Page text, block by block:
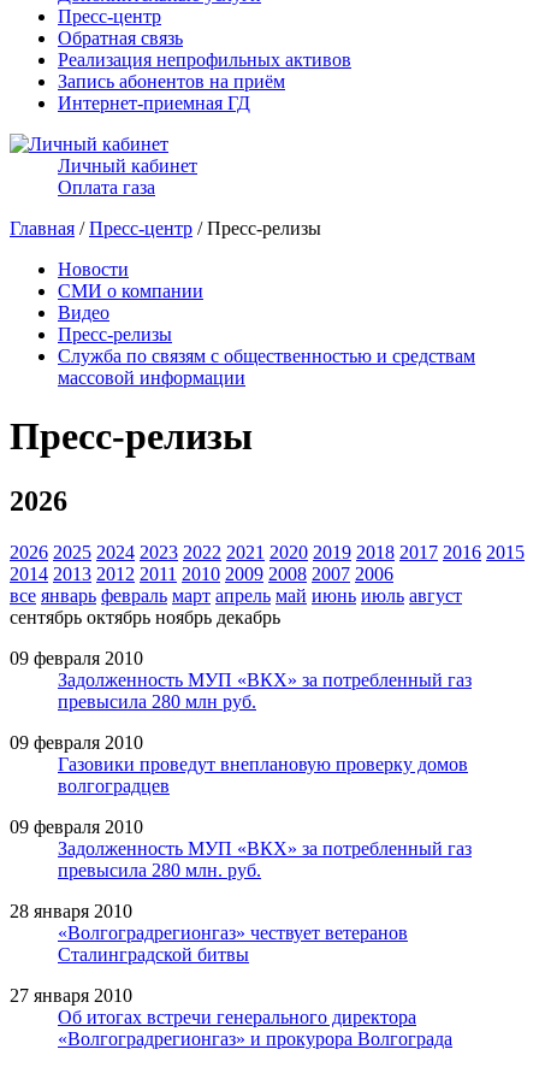
Пресс-центр
Обратная связь
Реализация непрофильных активов
Запись абонентов на приём
Интернет-приемная ГД
Личный кабинет
Оплата газа
Главная /Пресс-центр / Пресс-релизы
Новости
СМИ о компании
Видео
Пресс-релизы
Служба по связям с общественностью и средствам
массовой информации
Пресс-релизы
2026
2026 2025 2024 2023 2022 2021 2020 2019 2018 2017 2016 2015
2014 2013 2012 2011 2010 2009 2008 2007 2006
все январь февраль март апрель май июнь июль август
сентябрь октябрь ноябрь декабрь
09 февраля 2010
Задолженность МУП «ВКХ» за потребленный газ
превысила 280 млн руб.
09 февраля 2010
Газовики проведут внеплановую проверку домов
волгоградцев
09 февраля 2010
Задолженность МУП «ВКХ» за потребленный газ
превысила 280 млн. руб.
28 января 2010
«Волгоградрегионгаз» чествует ветеранов
Сталинградской битвы
27 января 2010
Об итогах встречи генерального директора
«Волгоградрегионгаз» и прокурора Волгограда